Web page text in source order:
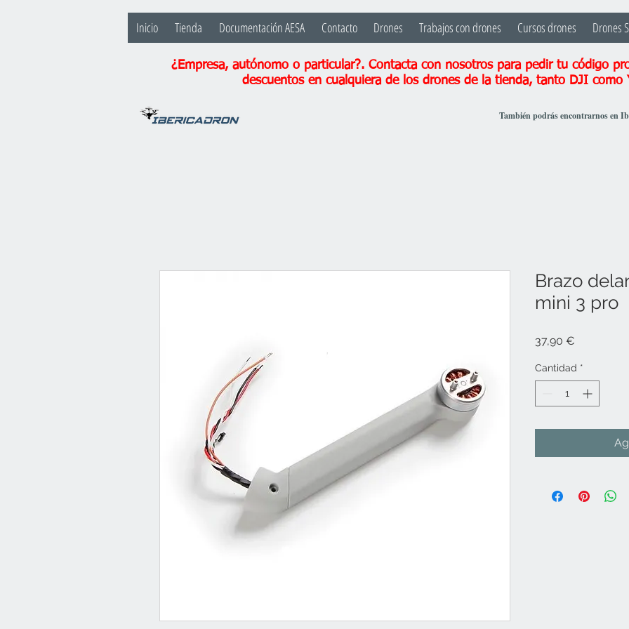
Inicio Tienda Documentación AESA Contacto Drones Trabajos con drones Cursos drones Drones
¿Empresa, autónomo o particular?. Contacta con nosotros para pedir tu código
descuentos en cualquiera de los drones de la tienda, tanto DJI como
También podrás encontrarnos en
Brazo
mini 3 pro
37,90 €
Cantidad *